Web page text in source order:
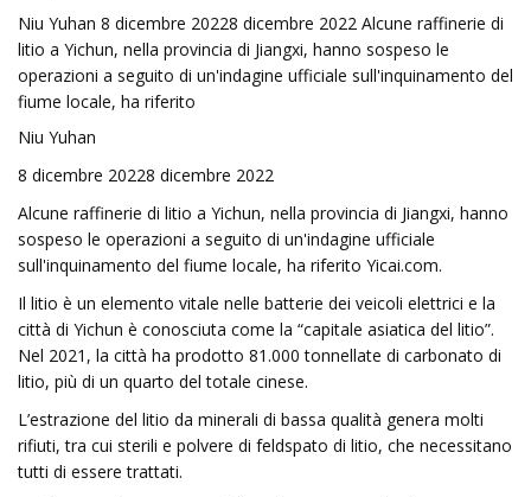
Niu Yuhan 8 dicembre 20228 dicembre 2022 Alcune raffinerie di
litio a Yichun, nella provincia di Jiangxi, hanno sospeso le
operazioni a seguito di un'indagine ufficiale sull'inquinamento del
fiume locale, ha riferito
Niu Yuhan
8 dicembre 20228 dicembre 2022
Alcune raffinerie di litio a Yichun, nella provincia di Jiangxi, hanno
sospeso le operazioni a seguito di un'indagine ufficiale
sull'inquinamento del fiume locale, ha riferito Yicai.com.
Il litio è un elemento vitale nelle batterie dei veicoli elettrici e la
città di Yichun è conosciuta come la “capitale asiatica del litio”.
Nel 2021, la città ha prodotto 81.000 tonnellate di carbonato di
litio, più di un quarto del totale cinese.
L’estrazione del litio da minerali di bassa qualità genera molti
rifiuti, tra cui sterili e polvere di feldspato di litio, che necessitano
tutti di essere trattati.